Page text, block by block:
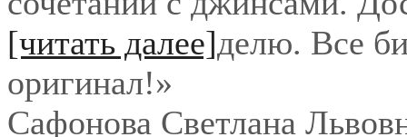
[читать далее]делю. Все
оригинал!»
Сафонова Светлана